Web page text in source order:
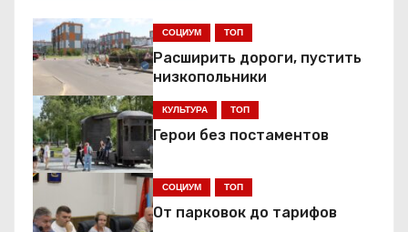
г
а
ц
и
я
п
СОЦИУМ ТОП
Расширить дороги, пустить
низкопольники
КУЛЬТУРА ТОП
Герои без постаментов
СОЦИУМ ТОП
От парковок до тарифов